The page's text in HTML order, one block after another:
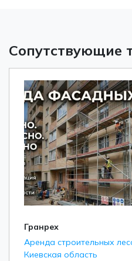
Сопутствующие
Гранрех
Аренда строительных
Киевская область